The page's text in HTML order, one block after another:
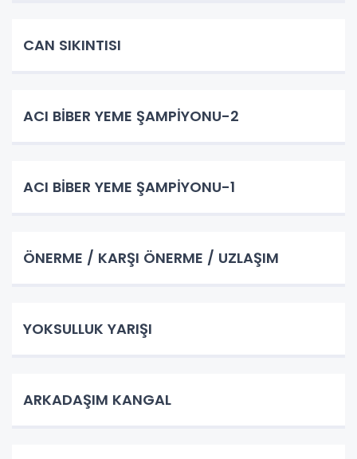
CAN SIKINTISI
ACI BİBER YEME ŞAMPİYONU-2
ACI BİBER YEME ŞAMPİYONU-1
ÖNERME / KARŞI ÖNERME / UZLAŞIM
YOKSULLUK YARIŞI
ARKADAŞIM KANGAL